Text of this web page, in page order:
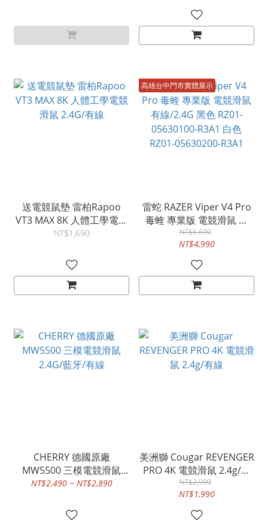
送電競鼠墊 雷柏Rapoo
VT3 MAX 8K 人體工學電競
滑鼠 2.4G/有線
NT$1,690
高雄台中門市實體展示
雷蛇 RAZER Viper V4 Pro
毒蝰 專業版 電競滑鼠 有
線/2.4G 黑色 RZ01-
05630100-R3A1 白色
RZ01-05630200-R3A1
NT$5,690
NT$4,990
CHERRY 德國原廠
MW5500 三模電競滑鼠
2.4G/藍牙/有線
NT$2,490 ~ NT$2,890
美洲獅 Cougar REVENGER
PRO 4K 電競滑鼠 2.4g/有
線
NT$2,990
NT$1,990